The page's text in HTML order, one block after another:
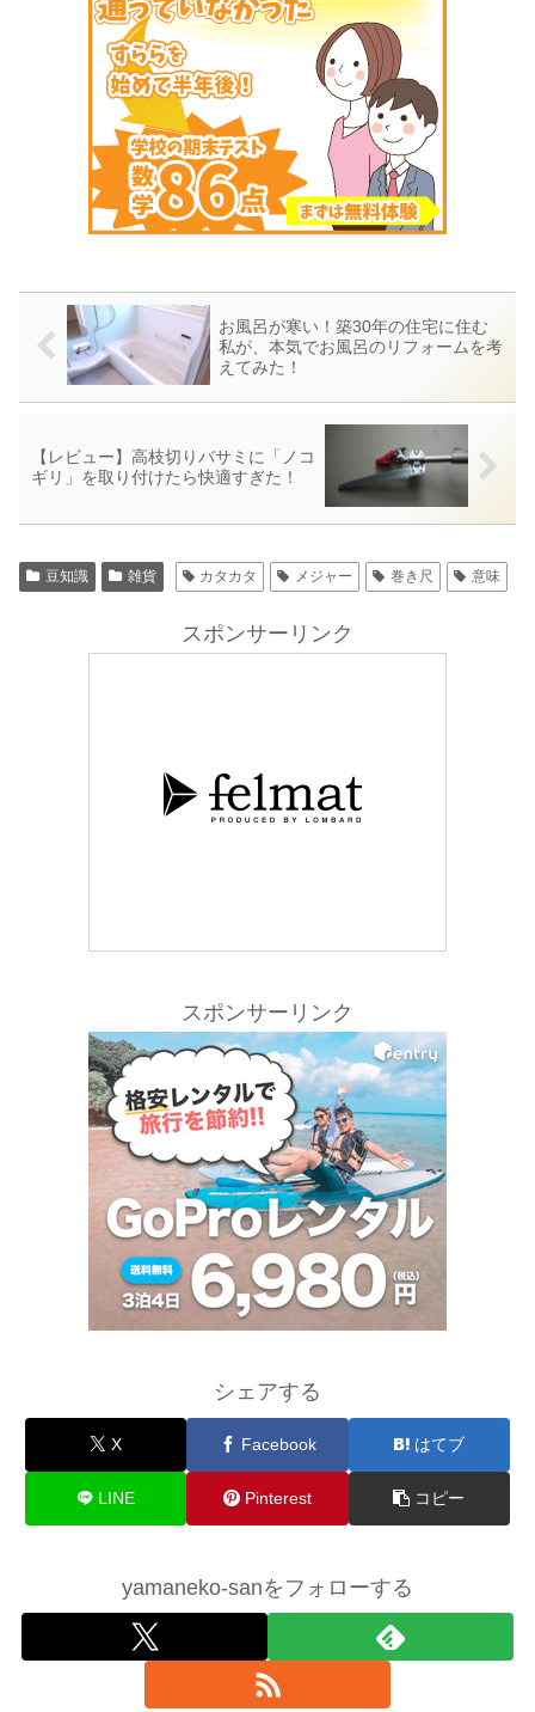
お風呂が寒い！築30年の住宅に住む
私が、本気でお風呂のリフォームを考
えてみた！
【レビュー】高枝切りバサミに「ノコ
ギリ」を取り付けたら快適すぎた！
豆知識 雑貨 カタカタ メジャー 巻き尺 意味
スポンサーリンク
スポンサーリンク
シェアする
X Facebook はてブ
LINE Pinterest コピー
yamaneko-sanをフォローする